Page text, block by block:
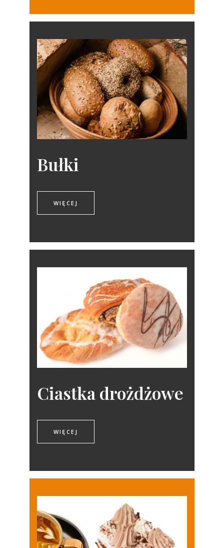
Bułki
WIĘCEJ
Ciastka drożdżowe
WIĘCEJ